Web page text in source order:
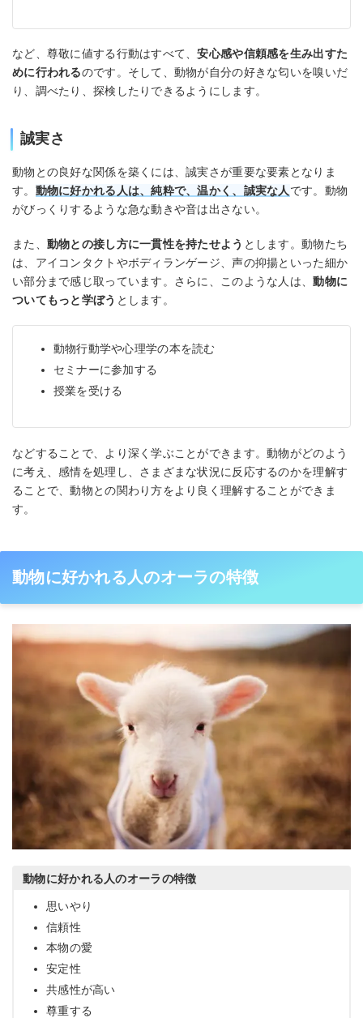
など、尊敬に値する行動はすべて、安心感や信頼感を生み出すた
めに行われるのです。そして、動物が自分の好きな匂いを嗅いだ
り、調べたり、探検したりできるようにします。
誠実さ
動物との良好な関係を築くには、誠実さが重要な要素となりま
す。 動物に好かれる人は、純粋で、温かく、誠実な人です。動物
がびっくりするような急な動きや音は出さない。
また、 動物との接し方に一貫性を持たせよう とします。動物たち
は、アイコンタクトやボディランゲージ、声の抑揚といった細か
い部分まで感じ取っています。さらに、このような人は、動物に
ついてもっと学ぼう とします。
動物行動学や心理学の本を読む
セミナーに参加する
授業を受ける
などすることで、より深く学ぶことができます。動物がどのよう
に考え、感情を処理し、さまざまな状況に反応するのかを理解す
ることで、動物との関わり方をより良く理解することができま
す。
動物に好かれる人のオーラの特徴
動物に好かれる人のオーラの特徴
思いやり
信頼性
本物の愛
安定性
共感性が高い
尊重する